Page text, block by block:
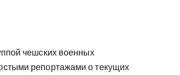
чешских военных
репортажами о текущих